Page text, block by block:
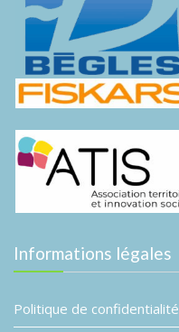
Informations légales
Politique de confidentialité